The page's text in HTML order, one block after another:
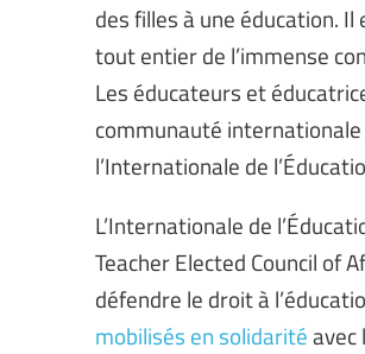
des filles à une éducation.
tout entier de l’immense
Les éducateurs et
communauté
l’Internationale de
L’Internationale de
Teacher Elected Council of
défendre le droit à
mobilisés en solidaritéavec